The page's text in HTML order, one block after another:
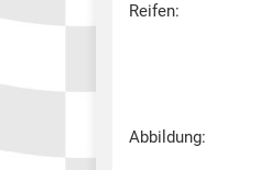
Reifen:
Abbildung: